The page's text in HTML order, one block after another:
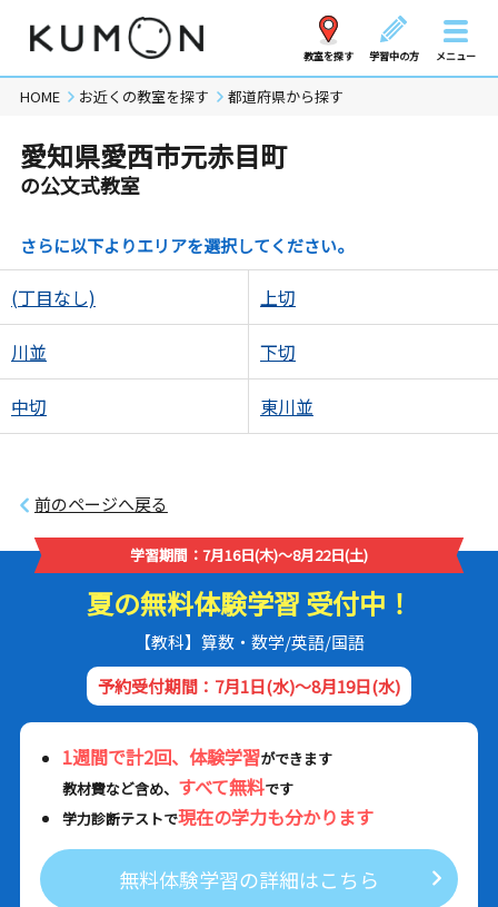
教室を探す 学習中の方 メニュー
HOME お近くの教室を探す 都道府県から探す
愛知県愛西市元赤目町
の公文式教室
さらに以下よりエリアを選択してください。
(丁目なし) 上切
川並 下切
中切 東川並
前のページへ戻る
学習期間：7月16日(木)～8月22日(土)
夏の無料体験学習 受付中！
【教科】算数・数学/英語/国語
予約受付期間：7月1日(水)～8月19日(水)
1週間で計2回、体験学習ができます
教材費など含め、 すべて無料です
学力診断テストで現在の学力も分かります
無料体験学習の詳細はこちら